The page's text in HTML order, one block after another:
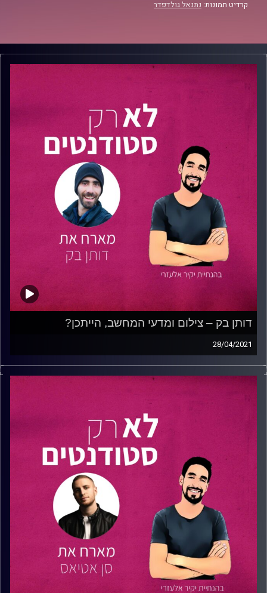
קרדיט תמונות: נתנאל גולדפדר
דותן בק – צילום ומדעי המחשב, הייתכן?
28/04/2021
בפרק זה מארח יקיר לשיחה אתדותן בק,סטודנט למדעי
המחשב ויזמותבאוניברסיטת רייכמן. מעבר להיותו סטודנט,
בפרק, משוחחים יקיר ודותן על האתגר לצד האיזון בשילוב בין
האומנות לריאליות. דותן מספר לנו על הרחבת אופקים, למידה
עצמית, ניסוי וטעיה במעבר בין תחביב לעסק, פיתוח מקצועי,
שיווק וצילום מקצועי. דותן משתף אותנו במסע מגוון המתחיל
בטיולים, בבחירה במקצוע מדעי המחשב ועד להגיעו לעשייה
הבלתי פוסקת בתחום הצילום וההזדמנויות בעסק.
הצטרפו אלינו לפרק מרתק ומעורר השראה המלמד שיעור
חשוב ביזמות עסקית ופיתוח אישי.
טיפ קטן מדותן- אל תפחדו לקבל לא, התחילו בצעדים קטנים
שיבנו אתכם, והקשיבו לעצמכם.